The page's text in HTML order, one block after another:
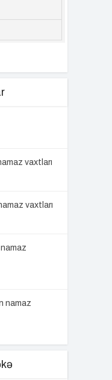
vaxtları
vaxtları
namaz